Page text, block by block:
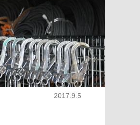
2017.9.5